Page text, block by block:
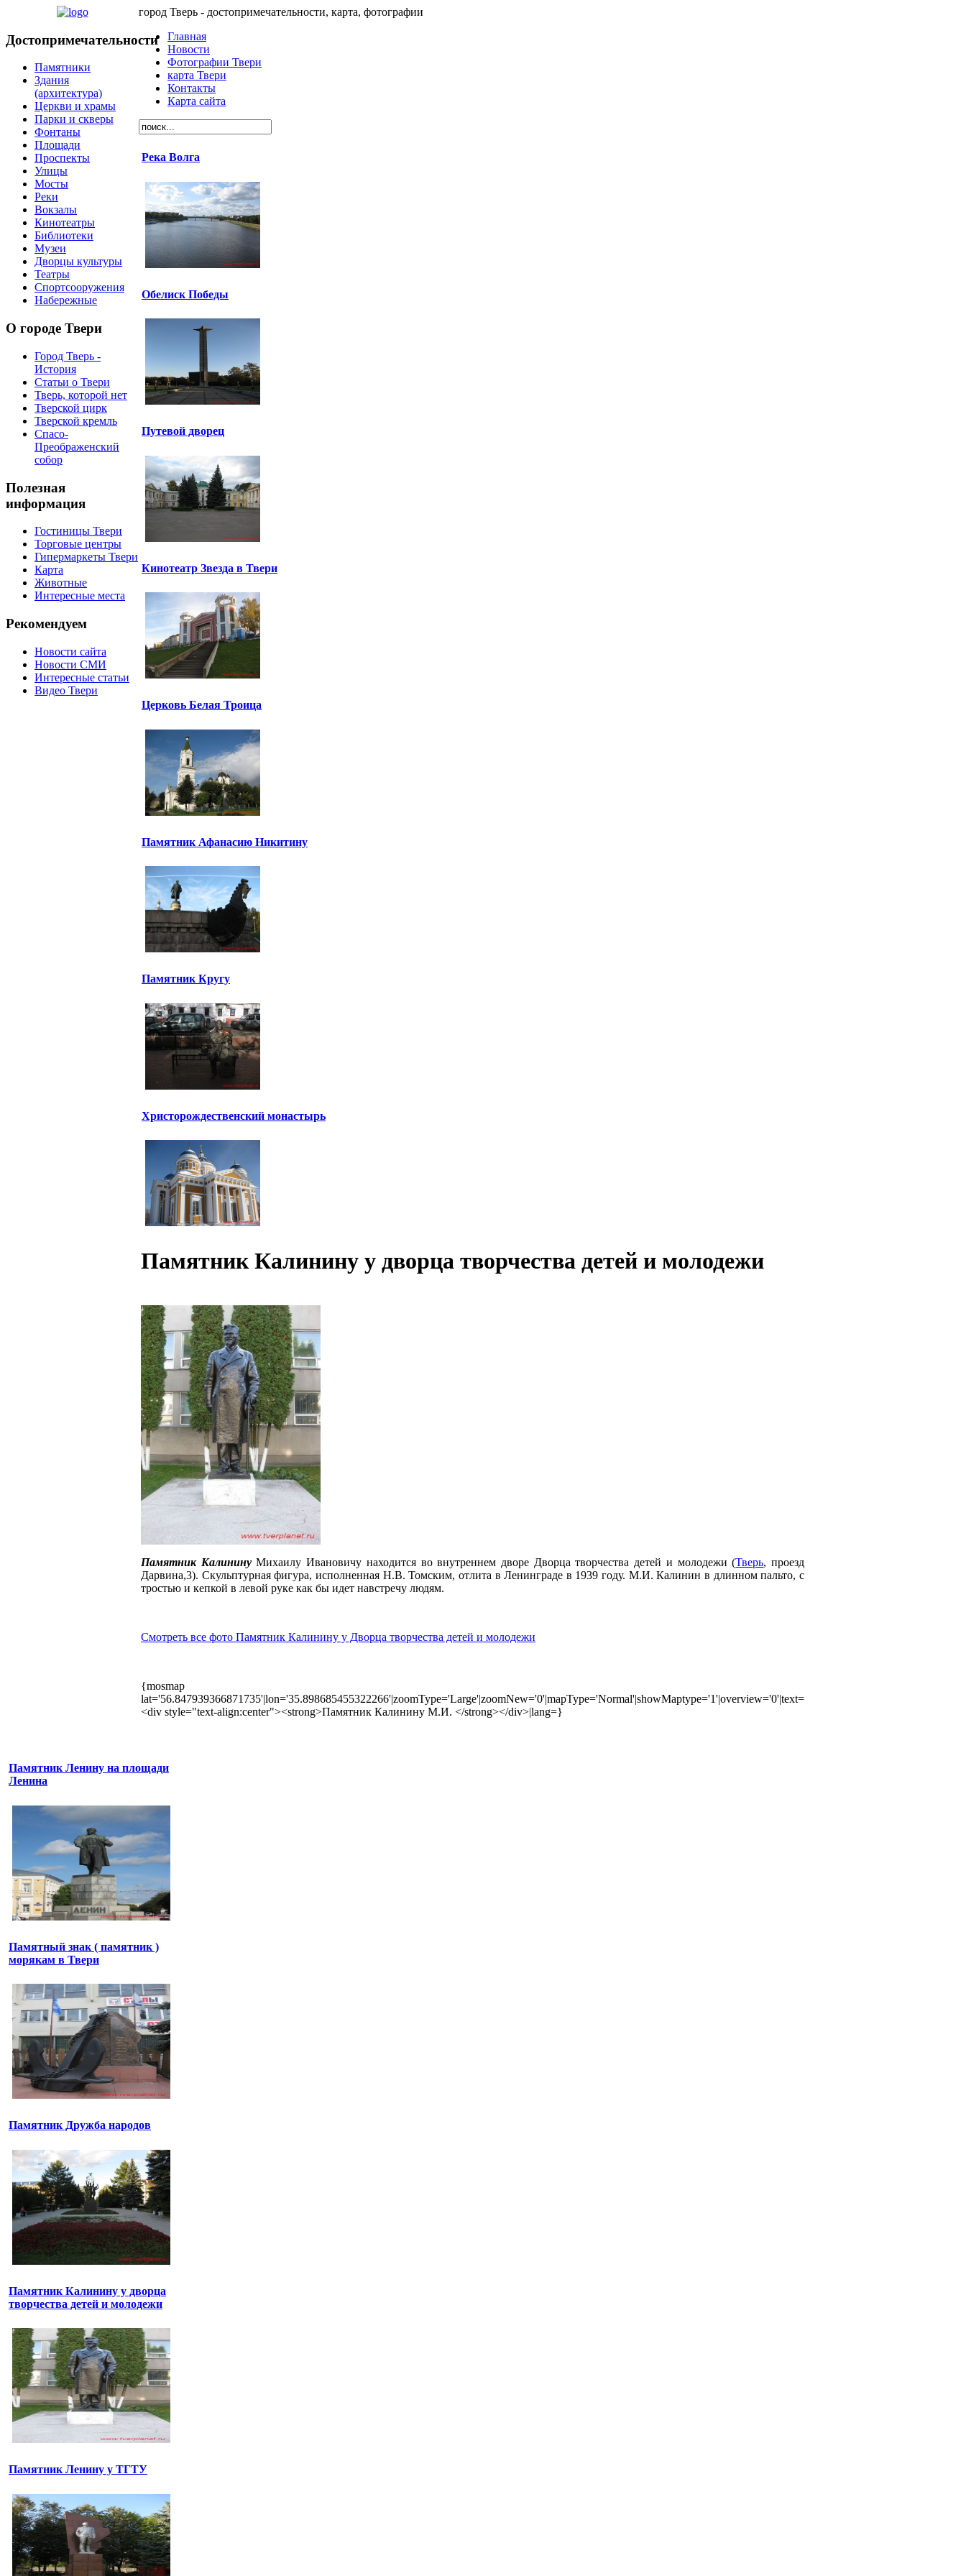
Достопримечательности
Памятники
Здания
(архитектура)
Церкви и храмы
Парки и скверы
Фонтаны
Площади
Проспекты
Улицы
Мосты
Реки
Вокзалы
Кинотеатры
Библиотеки
Музеи
Дворцы культуры
Театры
Спортсооружения
Набережные
О городе Твери
Город Тверь -
История
Статьи о Твери
Тверь, которой нет
Тверской цирк
Тверской кремль
Спасо-
Преображенский
собор
Полезная
информация
Гостиницы Твери
Торговые центры
Гипермаркеты Твери
Карта
Животные
Интересные места
Рекомендуем
Новости сайта
Новости СМИ
Интересные статьи
Видео Твери
город Тверь - достопримечательности, карта, фотографии
Главная
Новости
Фотографии Твери
карта Твери
Контакты
Карта сайта
Река Волга
Обелиск Победы
Путевой дворец
Кинотеатр Звезда в Твери
Церковь Белая Троица
Памятник Афанасию Никитину
Памятник Кругу
Христорождественский монастырь
Памятник Калинину у дворца творчества детей и молодежи
Памятник КалининуМихаилу Ивановичу находится во внутреннем дворе Дворца творчества детей и молодежи (Тверь, проезд
Дарвина,3). Скульптурная фигура, исполненная Н.В. Томским, отлита в Ленинграде в 1939 году. М.И. Калинин в длинном пальто, с
тростью и кепкой в левой руке как бы идет навстречу людям.
Смотреть все фото Памятник Калинину у Дворца творчества детей и молодежи
{mosmap
lat='56.847939366871735'|lon='35.898685455322266'|zoomType='Large'|zoomNew='0'|mapType='Normal'|showMaptype='1'|overview='0'|text=
<div style="text-align:center"><strong>Памятник Калинину М.И. </strong></div>|lang=}
Памятник Ленину на площади
Ленина
Памятный знак ( памятник )
морякам в Твери
Памятник Дружба народов
Памятник Калинину у дворца
творчества детей и молодежи
Памятник Ленину у ТГТУ